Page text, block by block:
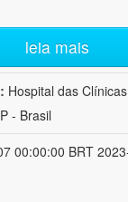
leia mais
Hospital das
- Brasil
00:00:00 BRT